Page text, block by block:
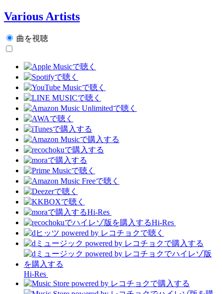
Various Artists
曲を視聴
Hi-Res
Hi-Res
Hi-Res